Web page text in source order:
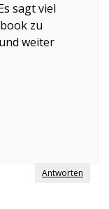
sagt viel
zu
weiter
Antworten